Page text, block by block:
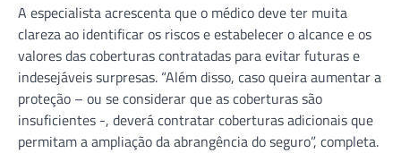
A especialista acrescenta que o médico deve ter muita
clareza ao identificar os riscos e estabelecer o alcance e os
valores das coberturas contratadas para evitar futuras e
indesejáveis surpresas. “Além disso, caso queira aumentar a
proteção – ou se considerar que as coberturas são
insuficientes -, deverá contratar coberturas adicionais que
permitam a ampliação da abrangência do seguro”, completa.